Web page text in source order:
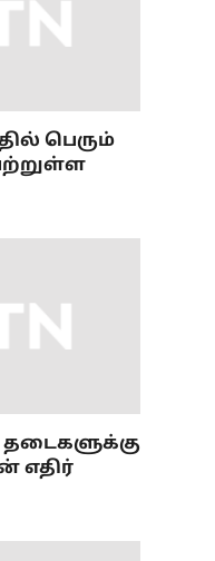
பெரும்
எதிர்